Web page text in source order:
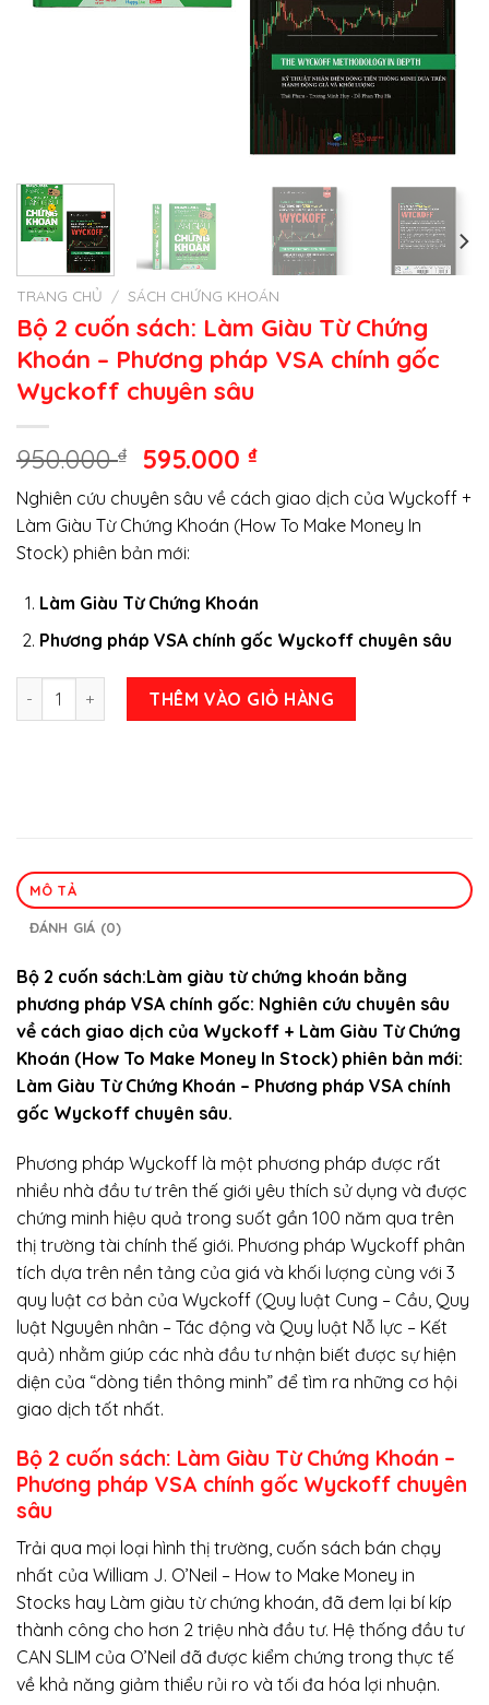
TRANG CHỦ / SÁCH CHỨNG KHOÁN
Bộ 2 cuốn sách: Làm Giàu Từ Chứng
Khoán – Phương pháp VSA chính gốc
Wyckoff chuyên sâu
950.000₫
Giá
gốc
là:
950.000 ₫.
595.000₫Giá
hiện
tại
là:
Nghiên cứu chuyên sâu về cách giao dịch của Wyckoff +
Làm Giàu Từ Chứng Khoán (How To Make Money In
Stock) phiên bản mới:
Làm Giàu Từ Chứng Khoán
Phương pháp VSA chính gốc Wyckoff chuyên sâu
Bộ 2 cuốn sách: Làm Giàu Từ Chứng Khoán – Phương
THÊM VÀO GIỎ HÀNG
MÔ TẢ
ĐÁNH GIÁ (0)
Bộ 2 cuốn sách:Làm giàu từ chứng khoán bằng
phương pháp VSA chính gốc: Nghiên cứu chuyên sâu
về cách giao dịch của Wyckoff + Làm Giàu Từ Chứng
Khoán (How To Make Money In Stock) phiên bản mới:
Làm Giàu Từ Chứng Khoán – Phương pháp VSA chính
gốc Wyckoff chuyên sâu.
Phương pháp Wyckoff là một phương pháp được rất
nhiều nhà đầu tư trên thế giới yêu thích sử dụng và được
chứng minh hiệu quả trong suốt gần 100 năm qua trên
thị trường tài chính thế giới. Phương pháp Wyckoff phân
tích dựa trên nền tảng của giá và khối lượng cùng với 3
quy luật cơ bản của Wyckoff (Quy luật Cung – Cầu, Quy
luật Nguyên nhân – Tác động và Quy luật Nỗ lực – Kết
quả) nhằm giúp các nhà đầu tư nhận biết được sự hiện
diện của “dòng tiền thông minh” để tìm ra những cơ hội
giao dịch tốt nhất.
Bộ 2 cuốn sách: Làm Giàu Từ Chứng Khoán –
Phương pháp VSA chính gốc Wyckoff chuyên
sâu
Trải qua mọi loại hình thị trường, cuốn sách bán chạy
nhất của William J. O’Neil – How to Make Money in
Stocks hay Làm giàu từ chứng khoán, đã đem lại bí kíp
thành công cho hơn 2 triệu nhà đầu tư. Hệ thống đầu tư
CAN SLIM của O’Neil đã được kiểm chứng trong thực tế
về khả năng giảm thiểu rủi ro và tối đa hóa lợi nhuận.